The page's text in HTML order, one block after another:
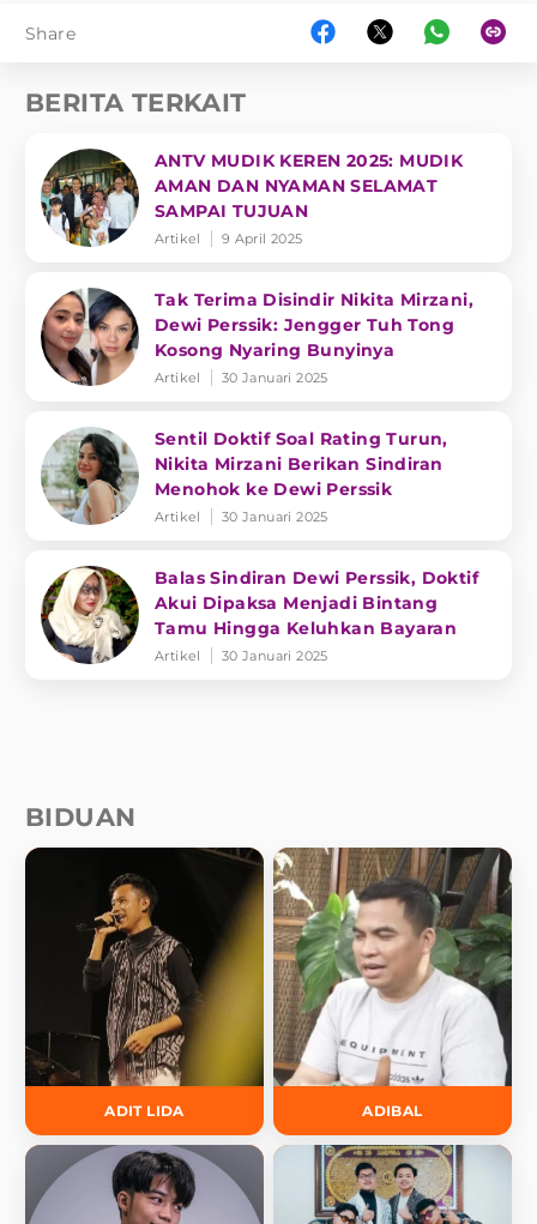
Share
BERITA TERKAIT
ANTV MUDIK KEREN 2025: MUDIK
AMAN DAN NYAMAN SELAMAT
SAMPAI TUJUAN
Artikel 9 April 2025
Tak Terima Disindir Nikita Mirzani,
Dewi Perssik: Jengger Tuh Tong
Kosong Nyaring Bunyinya
Artikel 30 Januari 2025
Sentil Doktif Soal Rating Turun,
Nikita Mirzani Berikan Sindiran
Menohok ke Dewi Perssik
Artikel 30 Januari 2025
Balas Sindiran Dewi Perssik, Doktif
Akui Dipaksa Menjadi Bintang
Tamu Hingga Keluhkan Bayaran
Artikel 30 Januari 2025
BIDUAN
ADIT LIDA ADIBAL